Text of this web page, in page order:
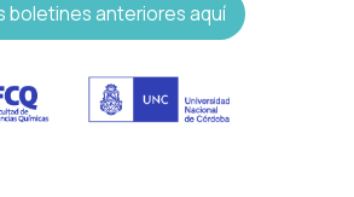
boletines anteriores aquí